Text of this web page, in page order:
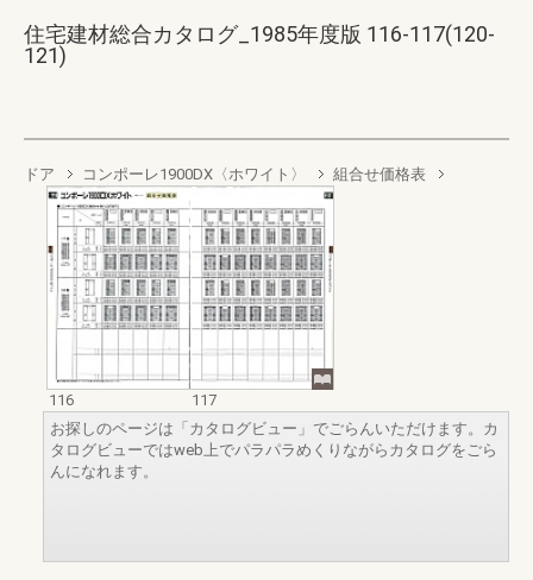
住宅建材総合カタログ_1985年度版 116-117(120-
121)
ドア コンポーレ1900DX〈ホワイト〉 組合せ価格表
116
117
お探しのページは「カタログビュー」でごらんいただけます。カ
タログビューではweb上でパラパラめくりながらカタログをごら
んになれます。